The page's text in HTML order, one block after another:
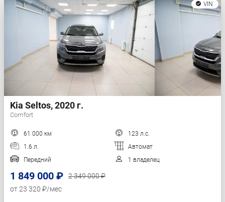
VIN
Kia Seltos, 2020 г.
Comfort
61 000 км
123 л.с.
1.6 л.
Автомат
Передний
1 владелец
1 849 000 ₽
2 349 000 ₽
от 23 320 ₽/мес